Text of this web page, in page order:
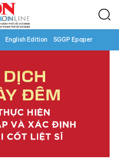
English Edition SGGP Epaper